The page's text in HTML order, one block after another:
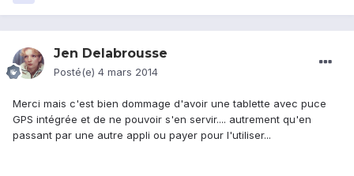
Jen Delabrousse
Posté(e) 4 mars 2014
Merci mais c'est bien dommage d'avoir une tablette avec puce
GPS intégrée et de ne pouvoir s'en servir.... autrement qu'en
passant par une autre appli ou payer pour l'utiliser...